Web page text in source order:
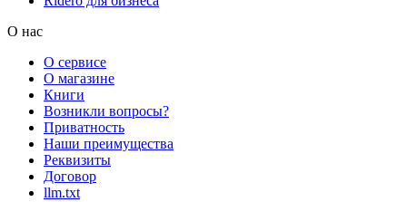
О нас
О сервисе
О магазине
Книги
Возникли вопросы?
Приватность
Наши преимущества
Реквизиты
Договор
llm.txt